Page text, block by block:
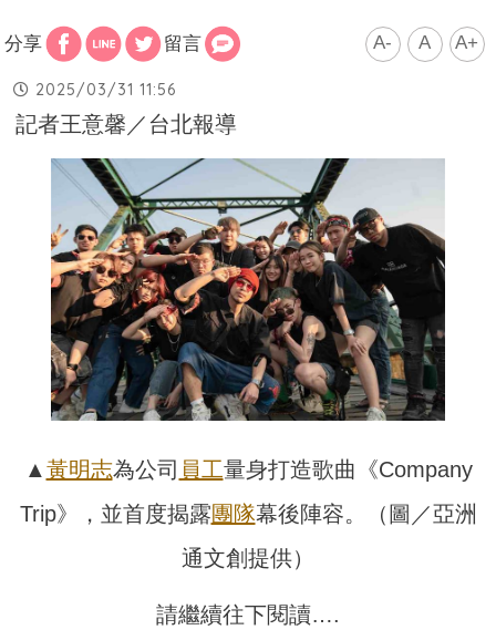
分享 留言 A- A A+
2025/03/31 11:56
記者王意馨／台北報導
▲黃明志為公司 員工量身打造歌曲《Company
Trip》，並首度揭露團隊幕後陣容。（圖／亞洲
通文創提供）
請繼續往下閱讀….